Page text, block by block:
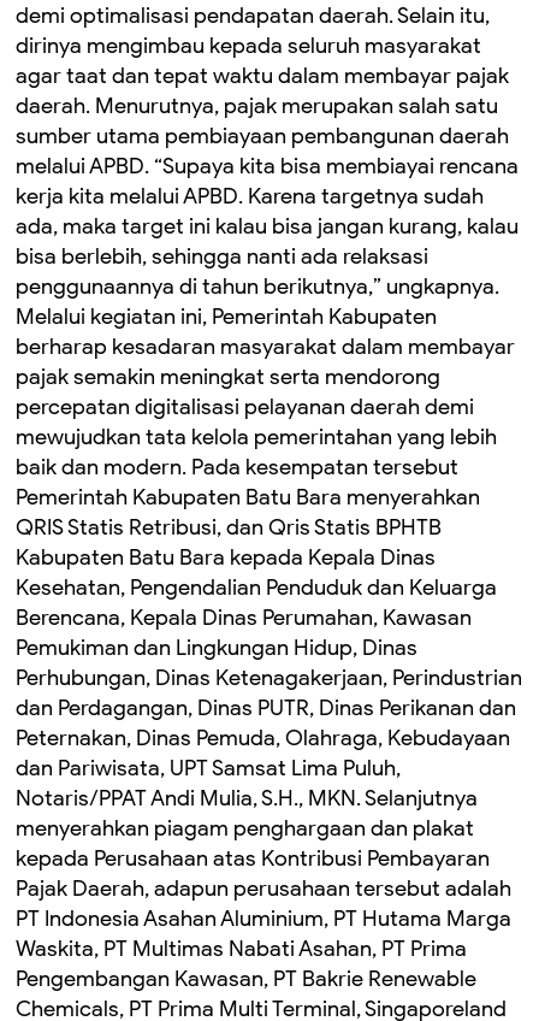
demi optimalisasi pendapatan daerah. Selain itu,
dirinya mengimbau kepada seluruh masyarakat
agar taat dan tepat waktu dalam membayar pajak
daerah. Menurutnya, pajak merupakan salah satu
sumber utama pembiayaan pembangunan daerah
melalui APBD. “Supaya kita bisa membiayai rencana
kerja kita melalui APBD. Karena targetnya sudah
ada, maka target ini kalau bisa jangan kurang, kalau
bisa berlebih, sehingga nanti ada relaksasi
penggunaannya di tahun berikutnya,” ungkapnya.
Melalui kegiatan ini, Pemerintah Kabupaten
berharap kesadaran masyarakat dalam membayar
pajak semakin meningkat serta mendorong
percepatan digitalisasi pelayanan daerah demi
mewujudkan tata kelola pemerintahan yang lebih
baik dan modern. Pada kesempatan tersebut
Pemerintah Kabupaten Batu Bara menyerahkan
QRIS Statis Retribusi, dan Qris Statis BPHTB
Kabupaten Batu Bara kepada Kepala Dinas
Kesehatan, Pengendalian Penduduk dan Keluarga
Berencana, Kepala Dinas Perumahan, Kawasan
Pemukiman dan Lingkungan Hidup, Dinas
Perhubungan, Dinas Ketenagakerjaan, Perindustrian
dan Perdagangan, Dinas PUTR, Dinas Perikanan dan
Peternakan, Dinas Pemuda, Olahraga, Kebudayaan
dan Pariwisata, UPT Samsat Lima Puluh,
Notaris/PPAT Andi Mulia, S.H., MKN. Selanjutnya
menyerahkan piagam penghargaan dan plakat
kepada Perusahaan atas Kontribusi Pembayaran
Pajak Daerah, adapun perusahaan tersebut adalah
PT Indonesia Asahan Aluminium, PT Hutama Marga
Waskita, PT Multimas Nabati Asahan, PT Prima
Pengembangan Kawasan, PT Bakrie Renewable
Chemicals, PT Prima Multi Terminal, Singaporeland